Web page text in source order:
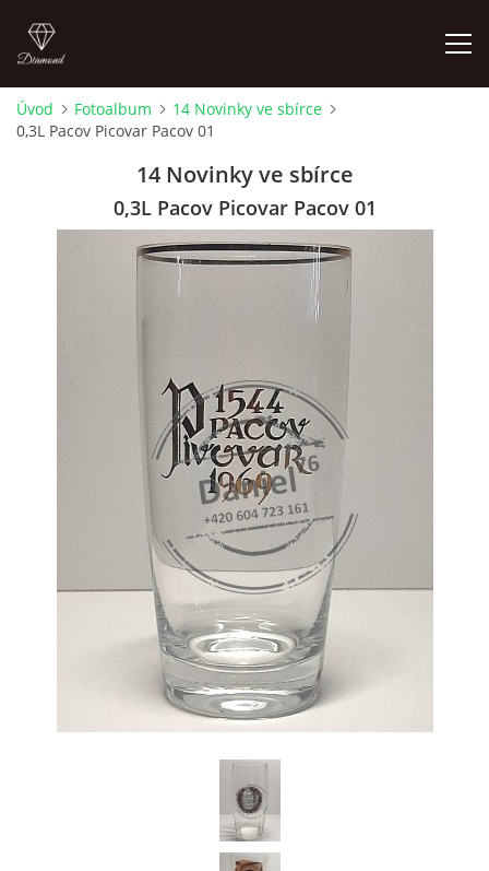
ÚVOD
SKLENICE NA VÝMĚNU
KOUPÍM STARŠÍ PIVNÍ SKLENICE 604 723 161
Daniel Česká Republika
Koupím starší pivní sklenice z českých pivovarů a jiné pivní relikvie.
Jednotlivě i celé sbírky pivního skla.Dobře zaplatím.Po domluvě za
Vámi kdykoli a kamkoli rád přijedu.Předem Vám děkuji za
nabídky.Volejte prosím na tel.: 604 723 161 (stačí prozvonit zavolám
Vám zpět) nebo pište na email: Dandan76@seznam.cz
Dandan76@seznam.cz
Aktualizováno: 7. 6. 2026
Úvod Fotoalbum
14 Novinky ve sbírce
0,3L Pacov Picovar Pacov 01
14 Novinky ve sbírce
0,3L Pacov Picovar Pacov 01